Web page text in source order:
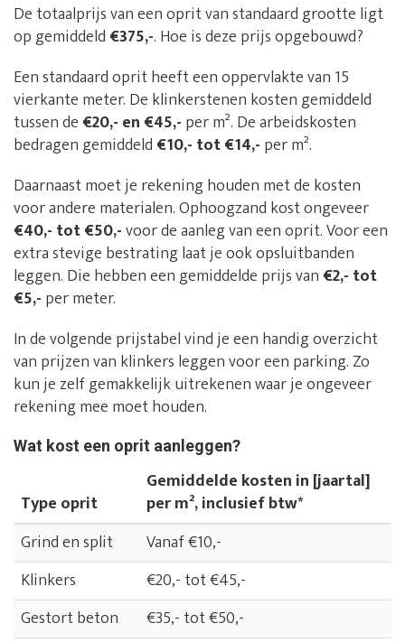
De totaalprijs van een oprit van standaard grootte ligt
op gemiddeld €375,-. Hoe is deze prijs opgebouwd?
Een standaard oprit heeft een oppervlakte van 15
vierkante meter. De klinkerstenen kosten gemiddeld
tussen de €20,- en €45,- per m². De arbeidskosten
bedragen gemiddeld €10,- tot €14,- per m².
Daarnaast moet je rekening houden met de kosten
voor andere materialen. Ophoogzand kost ongeveer
€40,- tot €50,-voor de aanleg van een oprit. Voor een
extra stevige bestrating laat je ook opsluitbanden
leggen. Die hebben een gemiddelde prijs van €2,- tot
€5,- per meter.
In de volgende prijstabel vind je een handig overzicht
van prijzen van klinkers leggen voor een parking. Zo
kun je zelf gemakkelijk uitrekenen waar je ongeveer
rekening mee moet houden.
Wat kost een oprit aanleggen?
Type oprit
Gemiddelde kosten in [jaartal]
per m², inclusief btw*
Grind en split
Vanaf €10,-
Klinkers
€20,- tot €45,-
Gestort beton
€35,- tot €50,-